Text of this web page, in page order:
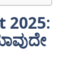
2025: